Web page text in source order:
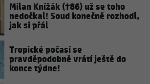
Milan Knížák (†86) už se toho
nedočkal! Soud konečně rozhodl,
jak si přál
Tropické počasí se
pravděpodobně vrátí ještě do
konce týdne!